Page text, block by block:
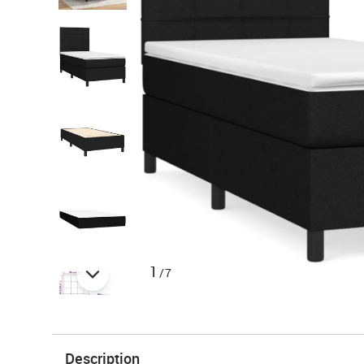
1 /7
Description